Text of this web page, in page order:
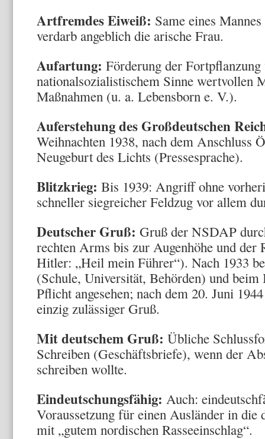
Artfremdes Eiweiß: Same eines
verdarb angeblich die arische Frau.
Aufartung: Förderung der
nationalsozialistischem Sinne wertvollen
Maßnahmen (u. a. Lebensborn e. V.).
Auferstehung des Großdeutschen
Weihnachten 1938, nach dem Anschluss
Neugeburt des Lichts (Pressesprache).
Blitzkrieg: Bis 1939: Angriff ohne
schneller siegreicher Feldzug vor allem
Deutscher Gruß: Gruß der NSDAP
rechten Arms bis zur Augenhöhe und der
Hitler: „Heil mein Führer“). Nach 1933
(Schule, Universität, Behörden) und beim
Pflicht angesehen; nach dem 20. Juni
einzig zulässiger Gruß.
Mit deutschem Gruß: Übliche
Schreiben (Geschäftsbriefe), wenn der
schreiben wollte.
Eindeutschungsfähig: Auch:
Voraussetzung für einen Ausländer in die
mit „gutem nordischen Rasseeinschlag“.